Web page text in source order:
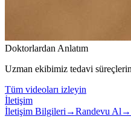
Doktorlardan Anlatım
Uzman ekibimiz tedavi
Tüm videoları izleyin
İletişim
İletişim Bilgileri →Randevu Al →